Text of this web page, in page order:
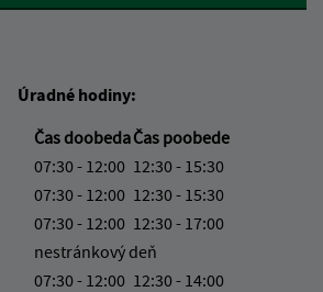
Úradné hodiny:
Čas doobedaČas poobede
07:30 - 12:00 12:30 - 15:30
07:30 - 12:00 12:30 - 15:30
07:30 - 12:00 12:30 - 17:00
nestránkový deň
07:30 - 12:00 12:30 - 14:00